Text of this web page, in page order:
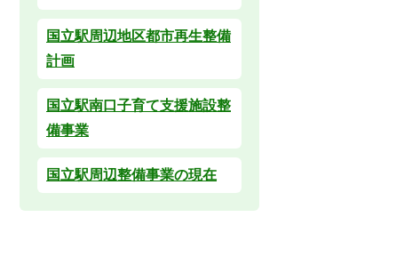
国立駅周辺地区都市再生整備
計画
国立駅南口子育て支援施設整
備事業
国立駅周辺整備事業の現在